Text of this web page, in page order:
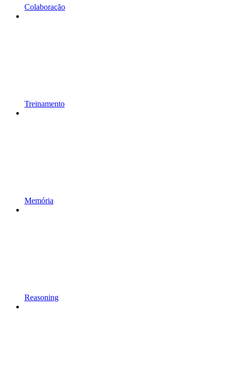
Colaboração
Treinamento
Memória
Reasoning